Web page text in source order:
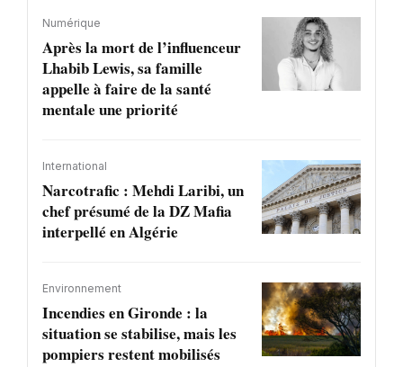
Numérique
Après la mort de l’influenceur
Lhabib Lewis, sa famille
appelle à faire de la santé
mentale une priorité
International
Narcotrafic : Mehdi Laribi, un
chef présumé de la DZ Mafia
interpellé en Algérie
Environnement
Incendies en Gironde : la
situation se stabilise, mais les
pompiers restent mobilisés